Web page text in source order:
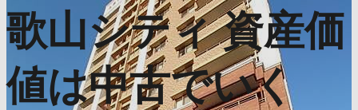
歌山シティ 資産価
値は中古でいく